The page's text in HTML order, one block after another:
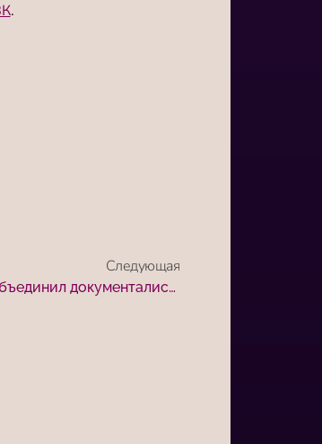
.
Следующая
Кинофестиваль «Победили вместе» объединил документалистов 50 стран мира